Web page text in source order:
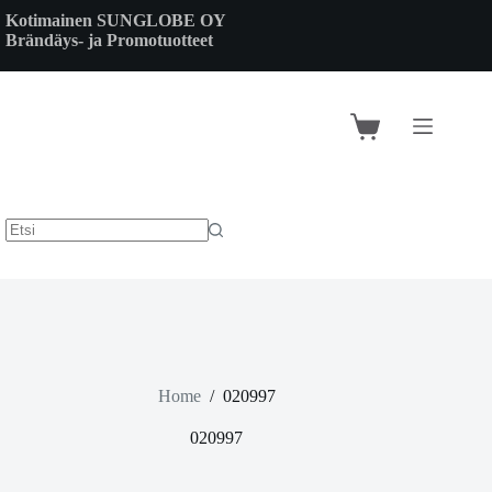
to
content
Kotimainen SUNGLOBE OY
Brändäys- ja Promotuotteet
Shopping
Home / 020997
020997